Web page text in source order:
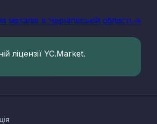
металів в Чернігівській області ->
ліцензії YC.Market.